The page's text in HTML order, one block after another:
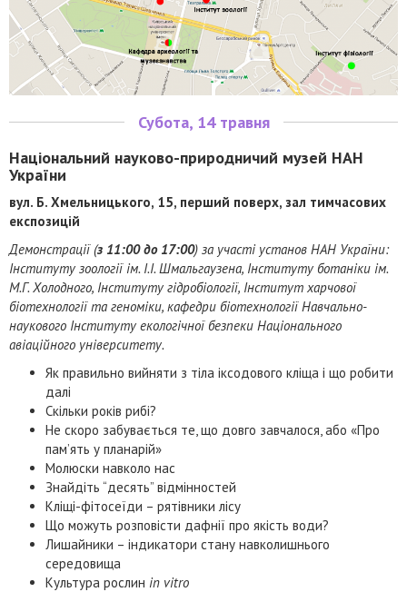
Субота, 14 травня
Національний науково-природничий музей НАН
України
вул. Б. Хмельницького, 15, перший поверх, зал тимчасових
експозицій
Демонстрації (з 11:00 до 17:00) за участі установ НАН України:
Інституту зоології ім. І.І. Шмальгаузена, Інституту ботаніки ім.
М.Г. Холодного, Інституту гідробіології, Інститут харчової
біотехнології та геноміки, кафедри біотехнології Навчально-
наукового Інституту екологічної безпеки Національного
авіаційного університету.
Як правильно вийняти з тіла іксодового кліща і що робити
далі
Скільки років рибі?
Не скоро забувається те, що довго завчалося, або «Про
пам’ять у планарій»
Молюски навколо нас
Знайдіть “десять” відмінностей
Кліщі-фітосеїди – рятівники лісу
Що можуть розповісти дафнії про якість води?
Лишайники – індикатори стану навколишнього
середовища
Культура рослин in vitro